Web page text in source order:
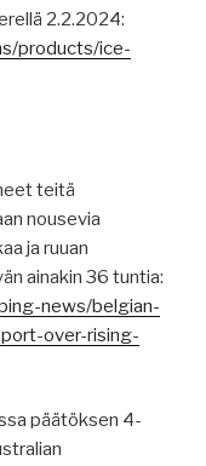
2.2.2024:
products/ice-
teitä
nousevia
ja ruuan
ainakin 36 tuntia:
news/belgian-
over-rising-
päätöksen 4-